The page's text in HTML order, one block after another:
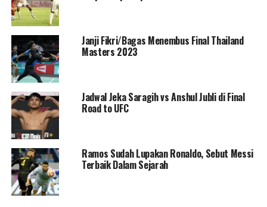
Janji Fikri/Bagas Menembus Final Thailand
Masters 2023
Jadwal Jeka Saragih vs Anshul Jubli di Final
Road to UFC
Ramos Sudah Lupakan Ronaldo, Sebut Messi
Terbaik Dalam Sejarah